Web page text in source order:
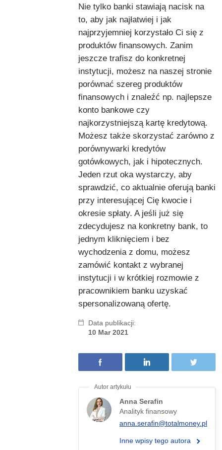
Nie tylko banki stawiają nacisk na
to, aby jak najłatwiej i jak
najprzyjemniej korzystało Ci się z
produktów finansowych. Zanim
jeszcze trafisz do konkretnej
instytucji, możesz na naszej stronie
porównać szereg produktów
finansowych i znaleźć np. najlepsze
konto bankowe czy
najkorzystniejszą kartę kredytową.
Możesz także skorzystać zarówno z
porównywarki kredytów
gotówkowych, jak i hipotecznych.
Jeden rzut oka wystarczy, aby
sprawdzić, co aktualnie oferują banki
przy interesującej Cię kwocie i
okresie spłaty. A jeśli już się
zdecydujesz na konkretny bank, to
jednym kliknięciem i bez
wychodzenia z domu, możesz
zamówić kontakt z wybranej
instytucji i w krótkiej rozmowie z
pracownikiem banku uzyskać
spersonalizowaną ofertę.
Data publikacji:
10 Mar 2021
Anna Serafin
Analityk finansowy
anna.serafin@totalmoney.pl
Inne wpisy tego autora